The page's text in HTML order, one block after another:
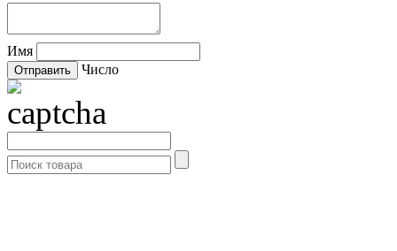
Имя
Число